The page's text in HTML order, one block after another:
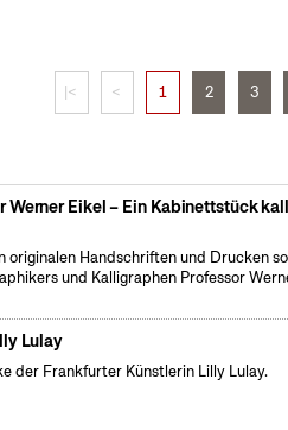
|< < 1 2 3
Werner Eikel – Ein Kabinettstück
originalen Handschriften und Drucken
und Kalligraphen Professor
Lulay
der Frankfurter Künstlerin Lilly Lulay.